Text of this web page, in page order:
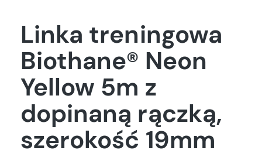
Linka treningowa
Biothane® Neon
Yellow 5m z
dopinaną rączką,
szerokość 19mm